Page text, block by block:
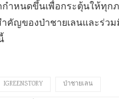
กำหนดขึ้นเพื่อกระตุ้นให้ทุก
คัญของป่าชายเลนและร่ว
IGREENSTORY ป่าชายเลน